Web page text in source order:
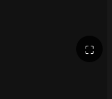
⛶